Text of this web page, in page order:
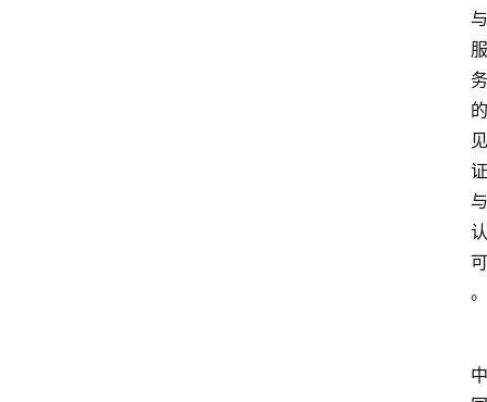
与
服
务
的
见
证
与
认
可
。
中